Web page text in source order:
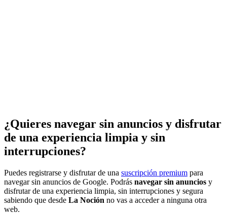
¿Quieres navegar sin anuncios y disfrutar
de una experiencia limpia y sin
interrupciones?
Puedes registrarse y disfrutar de una suscripción premium para
navegar sin anuncios de Google. Podrás navegar sin anuncios y
disfrutar de una experiencia limpia, sin interrupciones y segura
sabiendo que desde La Noción no vas a acceder a ninguna otra
web.